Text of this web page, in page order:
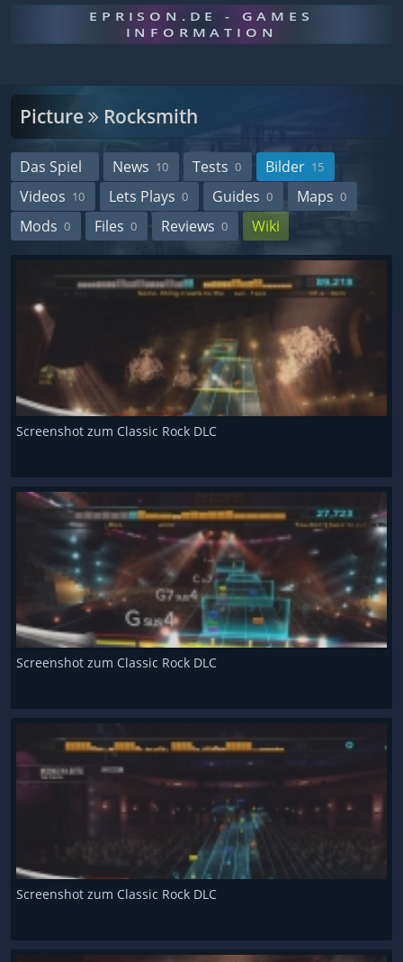
EPRISON.DE - GAMES
INFORMATION
Picture Rocksmith
Das Spiel News 10 Tests 0 Bilder 15
Videos 10 Lets Plays 0 Guides 0 Maps 0
Mods 0 Files 0 Reviews 0 Wiki
Screenshot zum Classic Rock DLC
Screenshot zum Classic Rock DLC
Screenshot zum Classic Rock DLC